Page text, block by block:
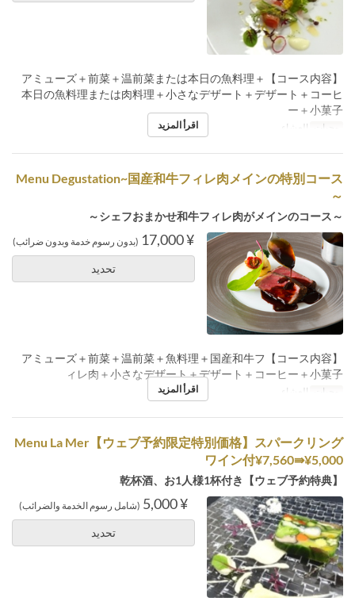
【コース内容】アミューズ＋前菜＋温前菜または本日の魚料理＋
本日の魚料理または肉料理＋小さなデザート＋デザート＋コーヒ
ー＋小菓子
وجبات العشاء اقرأ المزيد
Menu Degustation~国産和牛フィレ肉メインの特別コース
～
～シェフおまかせ和牛フィレ肉がメインのコース～
¥ 17,000 (بدون رسوم خدمة وبدون ضرائب)
تحديد
【コース内容】アミューズ＋前菜＋温前菜＋魚料理＋国産和牛フ
ィレ肉＋小さなデザート＋デザート＋コーヒー＋小菓子
وجبات العشاء اقرأ المزيد
Menu La Mer【ウェブ予約限定特別価格】スパークリング
ワイン付¥7,560⇛¥5,000
【ウェブ予約特典】乾杯酒、お1人様1杯付き
¥ 5,000 (شامل رسوم الخدمة والضرائب)
تحديد